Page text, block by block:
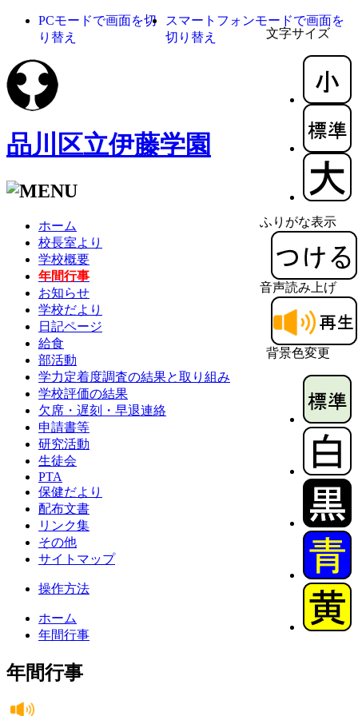
文字サイズ
ふりがな表示
音声読み上げ
背景色変更
PCモードで画面を切
り替え
スマートフォンモードで画面を
切り替え
品川区立伊藤学園
ホーム
校長室より
学校概要
年間行事
お知らせ
学校だより
日記ページ
給食
部活動
学力定着度調査の結果と取り組み
学校評価の結果
欠席・遅刻・早退連絡
申請書等
研究活動
生徒会
PTA
保健だより
配布文書
リンク集
その他
サイトマップ
操作方法
ホーム
年間行事
年間行事